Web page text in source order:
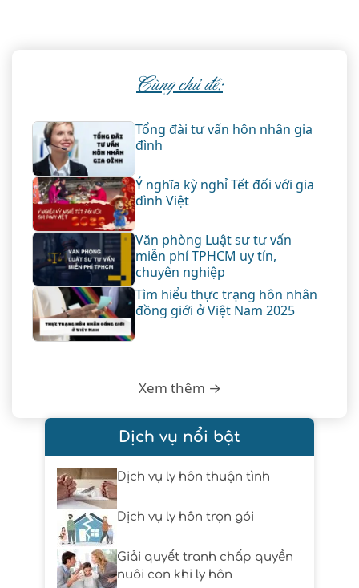
Cùng chủ đề:
Tổng đài tư vấn hôn nhân gia
đình
Ý nghĩa kỳ nghỉ Tết đối với gia
đình Việt
Văn phòng Luật sư tư vấn
miễn phí TPHCM uy tín,
chuyên nghiệp
Tìm hiểu thực trạng hôn nhân
đồng giới ở Việt Nam 2025
Xem thêm →
Dịch vụ nổi bật
Dịch vụ ly hôn thuận tình
Dịch vụ ly hôn trọn gói
Giải quyết tranh chấp quyền
nuôi con khi ly hôn